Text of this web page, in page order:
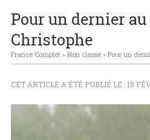
indoor reviennent le 23 Janvier
Pour un dernier
Christophe
France Complet» Non classé» Pour un
CET ARTICLE A ÉTÉ PUBLIÉ LE : 15